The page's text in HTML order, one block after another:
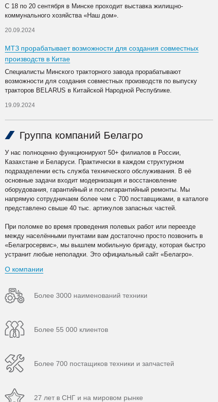
С 18 по 20 сентября в Минске проходит выставка жилищно-
коммунального хозяйства «Наш дом».
20.09.2024
МТЗ прорабатывает возможности для создания совместных
производств в Китае
Специалисты Минского тракторного завода прорабатывают
возможности для создания совместных производств по выпуску
тракторов BELARUS в Китайской Народной Республике.
19.09.2024
Группа компаний Белагро
У нас полноценно функционируют 50+ филиалов в России,
Казахстане и Беларуси. Практически в каждом структурном
подразделении есть служба технического обслуживания. В её
основные задачи входит модернизация и восстановление
оборудования, гарантийный и послегарантийный ремонты. Мы
напрямую сотрудничаем более чем с 700 поставщиками, в каталоге
представлено свыше 40 тыс. артикулов запасных частей.
При поломке во время проведения полевых работ или переезде
между населёнными пунктами вам достаточно просто позвонить в
«Белагросервис», мы вышлем мобильную бригаду, которая быстро
устранит любые неполадки. Это официальный сайт «Белагро».
О компании
Более 3000 наименований техники
Более 55 000 клиентов
Более 700 постащиков техники и запчастей
27 лет в СНГ и на мировом рынке